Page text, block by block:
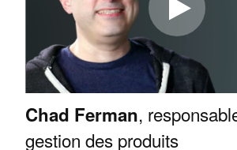
Chad Ferman,
gestion des produits